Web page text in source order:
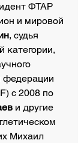
ФТАР
и мировой
, судья
категории,
федерации
с 2008 по
и другие
Михаил